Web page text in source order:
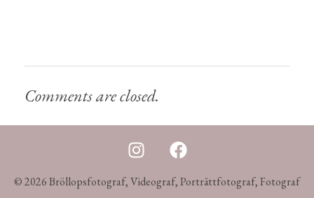
Comments are closed.
© 2026 Bröllopsfotograf, Videograf, Porträttfotograf, Fotograf